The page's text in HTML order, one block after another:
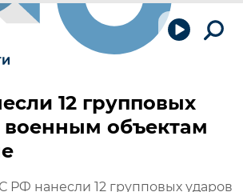
12 групповых
военным объектам
нанесли 12 групповых ударов